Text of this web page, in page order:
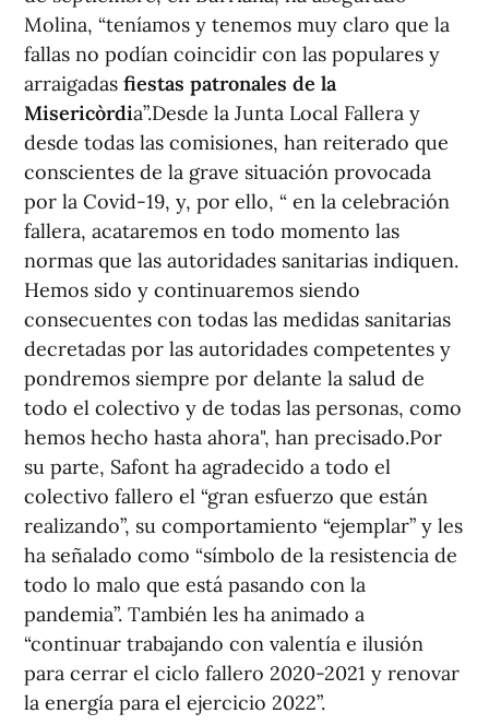
Molina, “teníamos y tenemos muy claro que la
fallas no podían coincidir con las populares y
arraigadas fiestas patronales de la
Misericòrdia”.Desde la Junta Local Fallera y
desde todas las comisiones, han reiterado que
conscientes de la grave situación provocada
por la Covid-19, y, por ello, “ en la celebración
fallera, acataremos en todo momento las
normas que las autoridades sanitarias indiquen.
Hemos sido y continuaremos siendo
consecuentes con todas las medidas sanitarias
decretadas por las autoridades competentes y
pondremos siempre por delante la salud de
todo el colectivo y de todas las personas, como
hemos hecho hasta ahora", han precisado.Por
su parte, Safont ha agradecido a todo el
colectivo fallero el “gran esfuerzo que están
realizando”, su comportamiento “ejemplar” y les
ha señalado como “símbolo de la resistencia de
todo lo malo que está pasando con la
pandemia”. También les ha animado a
“continuar trabajando con valentía e ilusión
para cerrar el ciclo fallero 2020-2021 y renovar
la energía para el ejercicio 2022”.